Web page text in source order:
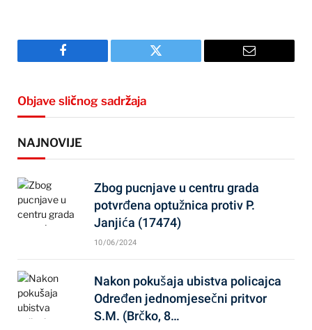
Facebook Twitter Email
Objave sličnog sadržaja
NAJNOVIJE
Zbog pucnjave u centru grada
potvrđena optužnica protiv P.
Janjića (17474)
10/06/2024
Nakon pokušaja ubistva policajca
Određen jednomjesečni pritvor
S.M. (Brčko, 8…